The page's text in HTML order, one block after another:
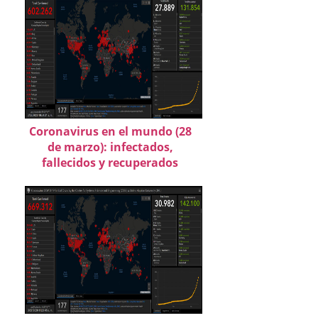
Coronavirus en el mundo (28
de marzo): infectados,
fallecidos y recuperados